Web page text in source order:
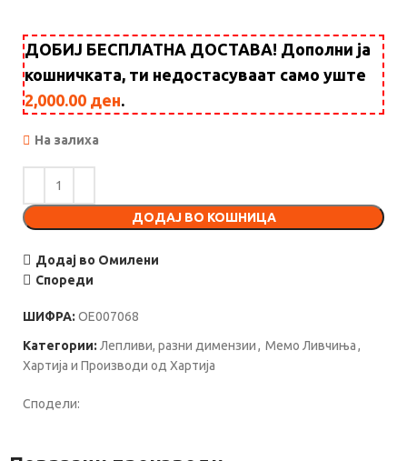
ДОБИЈ БЕСПЛАТНА ДОСТАВА! Дополни ја
кошничката, ти недостасуваат само уште
2,000.00 ден.
На залиха
ДОДАЈ ВО КОШНИЦА
Додај во Омилени
Спореди
ШИФРА: OE007068
Категории: Лепливи, разни димензии, Мемо Ливчиња,
Хартија и Производи од Хартија
Сподели: